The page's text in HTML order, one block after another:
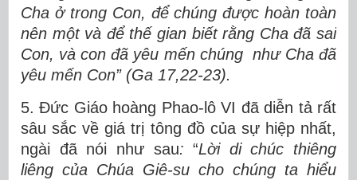
Cha ở trong Con, để chúng được hoàn toàn
nên một và để thế gian biết rằng Cha đã sai
Con, và con đã yêu mến chúng như Cha đã
yêu mến Con” (Ga 17,22-23).
5. Đức Giáo hoàng Phao-lô VI đã diễn tả rất
sâu sắc về giá trị tông đồ của sự hiệp nhất,
ngài đã nói như sau:“Lời di chúc thiêng
liêng của Chúa Giê-su cho chúng ta hiểu